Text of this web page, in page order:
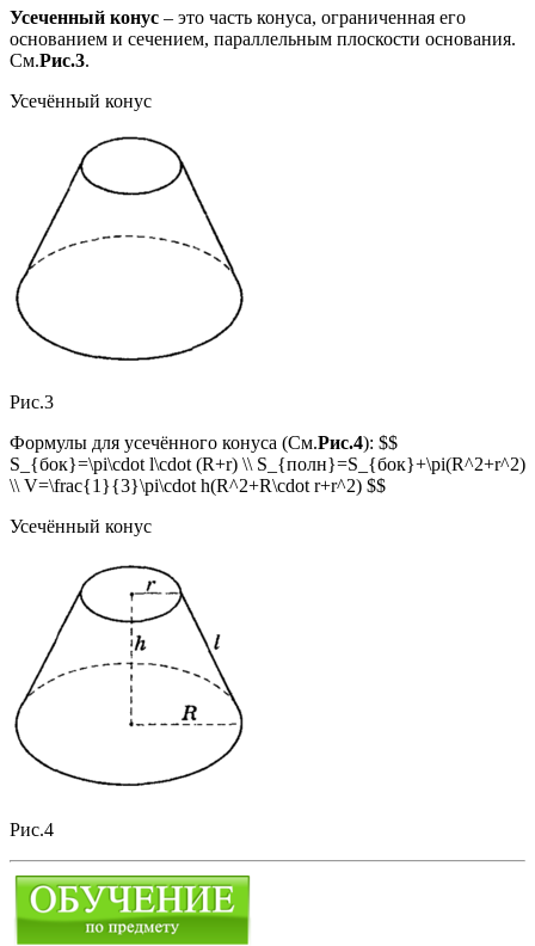
Усеченный конус – это часть конуса, ограниченная его
основанием и сечением, параллельным плоскости основания.
См.Рис.3.
Усечённый конус
Рис.3
Формулы для усечённого конуса (См.Рис.4): $$
S_{бок}=\pi\cdot l\cdot (R+r) \\ S_{полн}=S_{бок}+\pi(R^2+r^2)
\\ V=\frac{1}{3}\pi\cdot h(R^2+R\cdot r+r^2) $$
Усечённый конус
Рис.4